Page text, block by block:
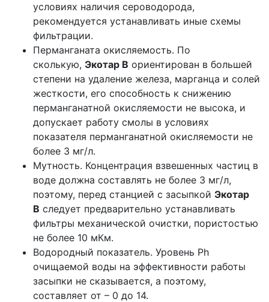
условиях наличия сероводорода,
рекомендуется устанавливать иные схемы
фильтрации.
Перманганата окисляемость. По
сколькую, Экотар B ориентирован в большей
степени на удаление железа, марганца и солей
жесткости, его способность к снижению
перманганатной окисляемости не высока, и
допускает работу смолы в условиях
показателя перманганатной окисляемости не
более 3 мг/л.
Мутность. Концентрация взвешенных частиц в
воде должна составлять не более 3 мг/л,
поэтому, перед станцией с засыпкой Экотар
B следует предварительно устанавливать
фильтры механической очистки, пористостью
не более 10 мКм.
Водородный показатель. Уровень Ph
очищаемой воды на эффективности работы
засыпки не сказывается, а поэтому,
составляет от – 0 до 14.